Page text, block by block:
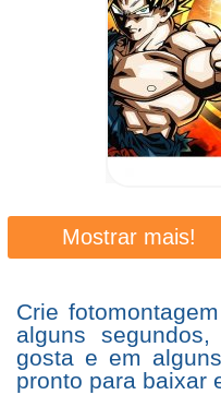
Mostrar mais!
Crie
alguns
gosta e em
pronto para baixar